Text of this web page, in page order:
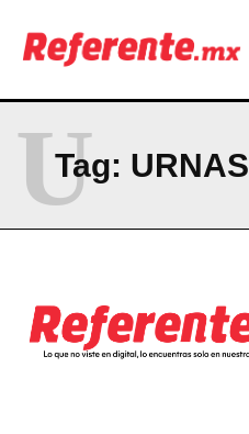
Company
ABOUT
CONTACT
PRIVACY POLICY
NEWSLETTER
Tag: URNAS
U